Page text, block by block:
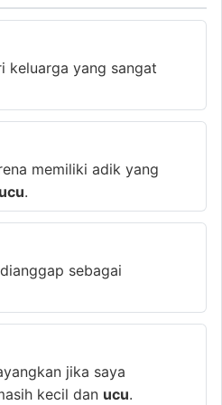
keluarga yang sangat
memiliki adik yang
ucu.
dianggap sebagai
jika saya
kecil dan ucu.